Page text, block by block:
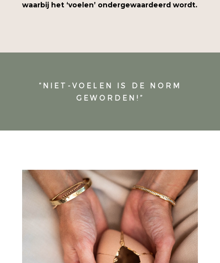
waarbij het ‘voelen’ ondergewaardeerd wordt.
“NIET-VOELEN IS DE NORM
GEWORDEN!”